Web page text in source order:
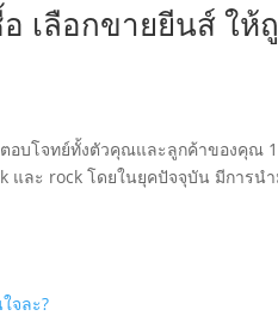
เลือกขายยีนส์ ให้
อบโจทย์ทั้งตัวคุณและลูกค้าของคุณ
และ rock โดยในยุคปัจจุบัน มีการน